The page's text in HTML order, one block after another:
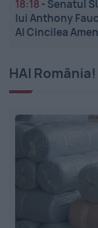
18:18 - Senatul
lui Anthony
Al Cincilea
HAI România!